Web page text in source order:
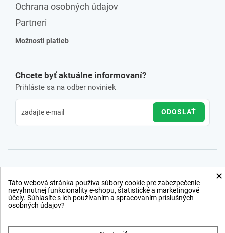
Ochrana osobných údajov
Partneri
Možnosti platieb
Chcete byť aktuálne informovaní?
Prihláste sa na odber noviniek
ODOSLAŤ
×
Táto webová stránka používa súbory cookie pre zabezpečenie
nevyhnutnej funkcionality e-shopu, štatistické a marketingové
účely. Súhlasíte s ich používaním a spracovaním príslušných
osobných údajov?